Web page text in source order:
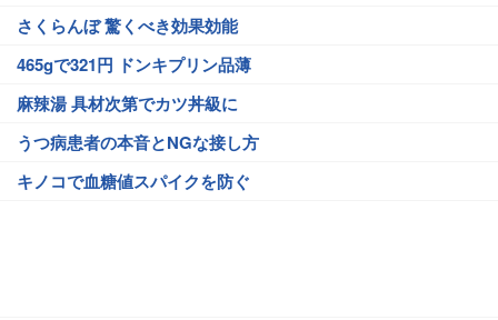
さくらんぼ 驚くべき効果効能
465gで321円 ドンキプリン品薄
麻辣湯 具材次第でカツ丼級に
うつ病患者の本音とNGな接し方
キノコで血糖値スパイクを防ぐ